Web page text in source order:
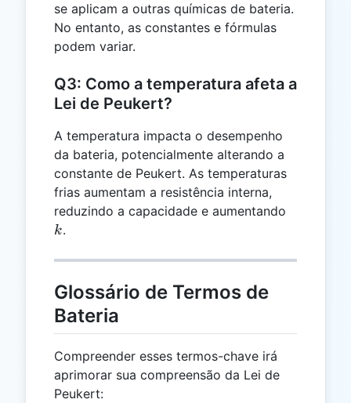
se aplicam a outras químicas de bateria.
No entanto, as constantes e fórmulas
podem variar.
Q3: Como a temperatura afeta a
Lei de Peukert?
A temperatura impacta o desempenho
da bateria, potencialmente alterando a
constante de Peukert. As temperaturas
frias aumentam a resistência interna,
reduzindo a capacidade e aumentando
k.
Glossário de Termos de
Bateria
Compreender esses termos-chave irá
aprimorar sua compreensão da Lei de
Peukert: